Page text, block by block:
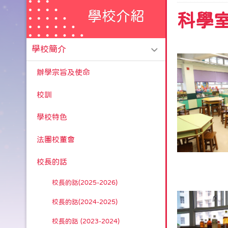
科學
學校介紹
學校簡介
辦學宗旨及使命
校訓
學校特色
法團校董會
校長的話
校長的話(2025-2026)
校長的話(2024-2025)
校長的話 (2023-2024)